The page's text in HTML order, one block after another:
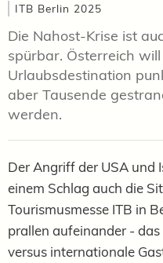
ITB Berlin 2025
Die Nahost-Krise ist
spürbar. Österreich
Urlaubsdestination
aber Tausende
werden.
Der Angriff der USA und
einem Schlag auch die
Tourismusmesse ITB in
prallen aufeinander -
versus internationale